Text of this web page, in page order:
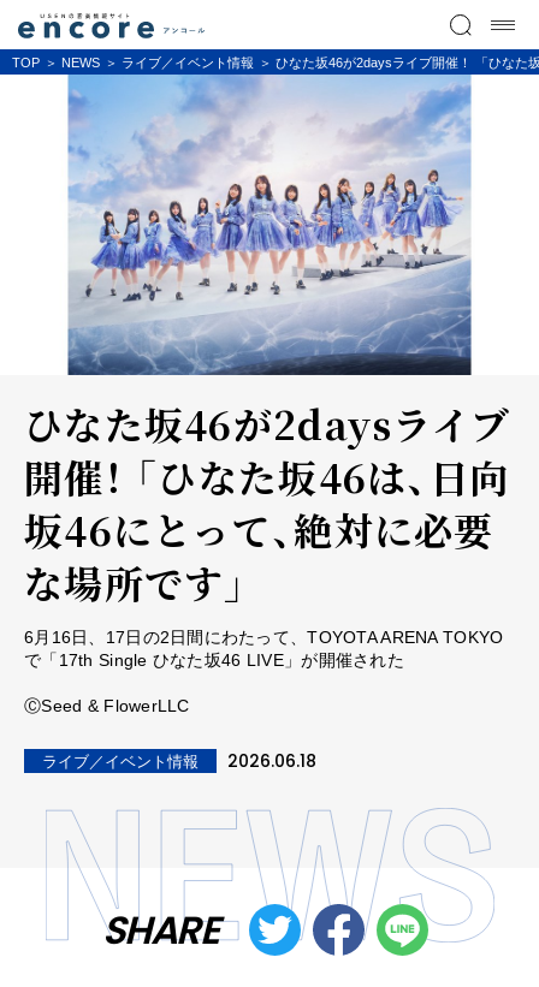
TOP NEWS ライブ／イベント情報 ひなた坂46が2daysライブ開催！ 「ひなた
ひなた坂46が2daysライブ
開催！ 「ひなた坂46は、日向
坂46にとって、絶対に必要
な場所です」
6月16日、17日の2日間にわたって、TOYOTA ARENA TOKYO
で「17th Single ひなた坂46 LIVE」が開催された
ⒸSeed & FlowerLLC
ライブ／イベント情報 2026.06.18
SHARE